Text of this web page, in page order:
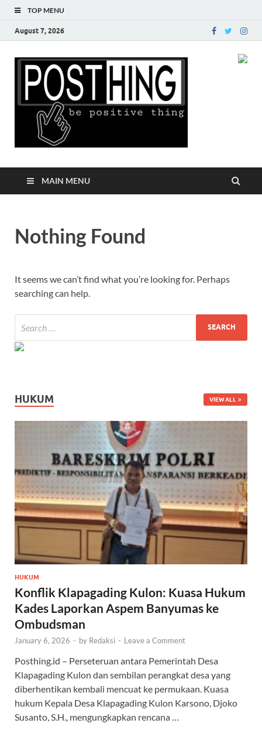
TOP MENU
August 7, 2026
MAIN MENU
Nothing Found
It seems we can’t find what you’re looking for. Perhaps
searching can help.
HUKUM VIEW ALL
HUKUM
Konflik Klapagading Kulon: Kuasa Hukum
Kades Laporkan Aspem Banyumas ke
Ombudsman
January 6, 2026 - by Redaksi - Leave a Comment
Posthing.id – Perseteruan antara Pemerintah Desa
Klapagading Kulon dan sembilan perangkat desa yang
diberhentikan kembali mencuat ke permukaan. Kuasa
hukum Kepala Desa Klapagading Kulon Karsono, Djoko
Susanto, S.H., mengungkapkan rencana …